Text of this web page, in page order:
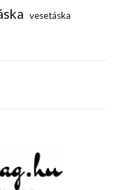
vesetáska